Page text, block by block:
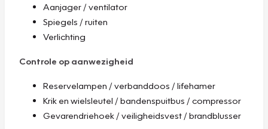
Aanjager / ventilator
Spiegels / ruiten
Verlichting
Controle op aanwezigheid
Reservelampen / verbanddoos / lifehamer
Krik en wielsleutel / bandenspuitbus / compressor
Gevarendriehoek / veiligheidsvest / brandblusser